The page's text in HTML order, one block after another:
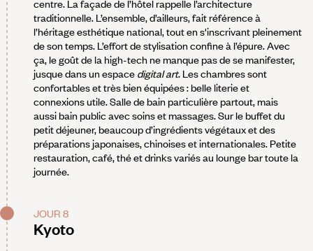
centre. La façade de l’hôtel rappelle l’architecture
traditionnelle. L’ensemble, d’ailleurs, fait référence à
l’héritage esthétique national, tout en s'inscrivant pleinement
de son temps. L’effort de stylisation confine à l’épure. Avec
ça, le goût de la high-tech ne manque pas de se manifester,
jusque dans un espace digital art. Les chambres sont
confortables et très bien équipées : belle literie et
connexions utile. Salle de bain particulière partout, mais
aussi bain public avec soins et massages. Sur le buffet du
petit déjeuner, beaucoup d’ingrédients végétaux et des
préparations japonaises, chinoises et internationales. Petite
restauration, café, thé et drinks variés au lounge bar toute la
journée.
JOUR 8
Kyoto